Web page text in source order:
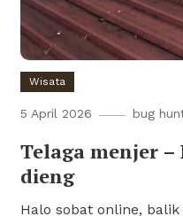
Wisata
5 April 2026 bug
Telaga menjer
dieng
Halo sobat online,